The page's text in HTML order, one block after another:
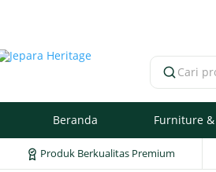
Cari
Beranda Furniture &
Produk Berkualitas Premium